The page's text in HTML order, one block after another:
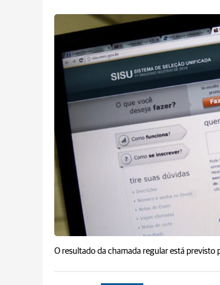
O resultado da chamada regular está previsto